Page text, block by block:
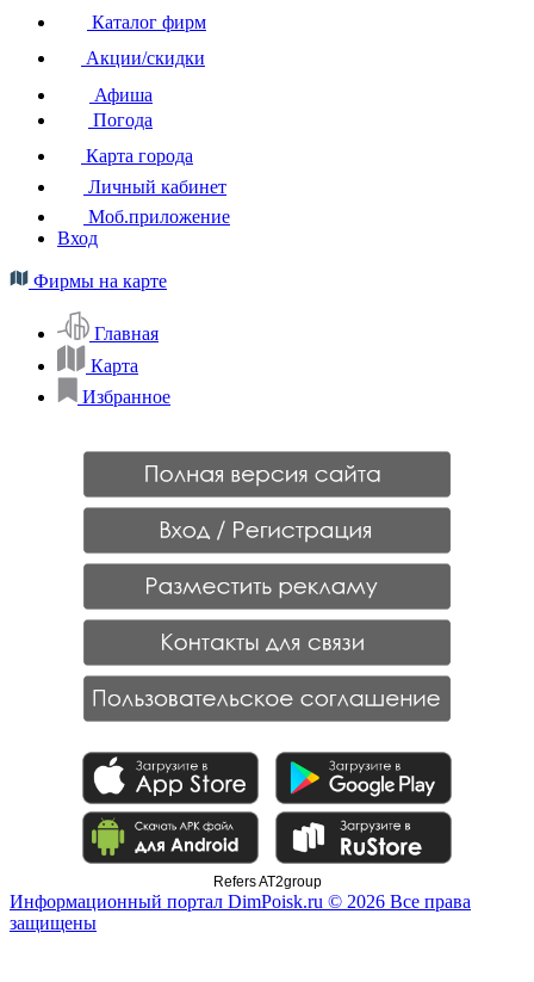
Каталог фирм
Акции/скидки
Афиша
Погода
Карта города
Личный кабинет
Моб.приложение
Вход
Фирмы на карте
Главная
Карта
Избранное
Refers AT2group
Информационный портал DimPoisk.ru © 2026 Все права
защищены